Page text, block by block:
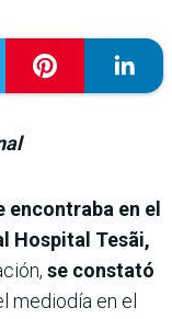
encontraba en el
Hospital Tesãi,
se constató
mediodía en el